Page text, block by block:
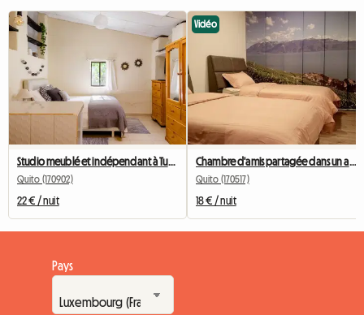
Studio meublé et indépendant à Tumbaco-Quito (Équateur)
Quito (170902)
22 € / nuit
Vidéo
Quito (170517)
18 € / nuit
Pays